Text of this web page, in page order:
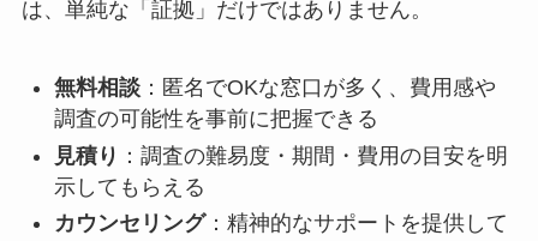
は、単純な「証拠」だけではありません。
無料相談：匿名でOKな窓口が多く、費用感や
調査の可能性を事前に把握できる
見積り ：調査の難易度・期間・費用の目安を明
示してもらえる
カウンセリング：精神的なサポートを提供して